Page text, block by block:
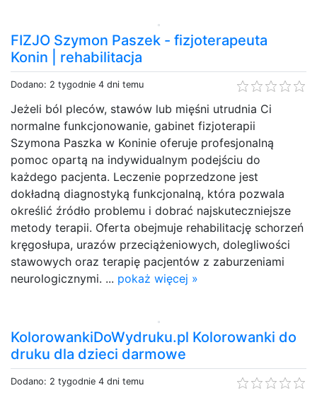
FIZJO Szymon Paszek - fizjoterapeuta
Konin | rehabilitacja
Dodano: 2 tygodnie 4 dni temu
Jeżeli ból pleców, stawów lub mięśni utrudnia Ci
normalne funkcjonowanie, gabinet fizjoterapii
Szymona Paszka w Koninie oferuje profesjonalną
pomoc opartą na indywidualnym podejściu do
każdego pacjenta. Leczenie poprzedzone jest
dokładną diagnostyką funkcjonalną, która pozwala
określić źródło problemu i dobrać najskuteczniejsze
metody terapii. Oferta obejmuje rehabilitację schorzeń
kręgosłupa, urazów przeciążeniowych, dolegliwości
stawowych oraz terapię pacjentów z zaburzeniami
neurologicznymi. ... pokaż więcej »
KolorowankiDoWydruku.pl Kolorowanki do
druku dla dzieci darmowe
Dodano: 2 tygodnie 4 dni temu